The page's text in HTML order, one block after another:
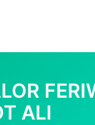
| ALOR
ALI